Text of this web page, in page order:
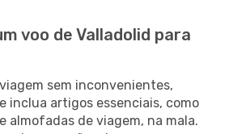
voo de Valladolid para
sem inconvenientes,
inclua artigos essenciais, como
almofadas de viagem, na mala.